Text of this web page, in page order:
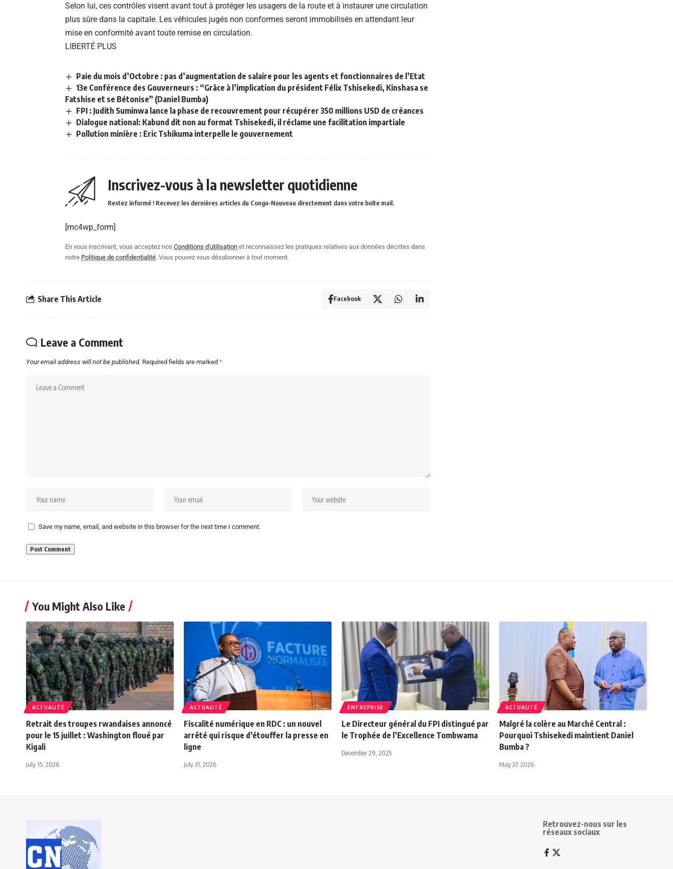
Selon lui, ces contrôles visent avant tout à protéger les usagers de la route et à instaurer une circulation
plus sûre dans la capitale. Les véhicules jugés non conformes seront immobilisés en attendant leur
mise en conformité avant toute remise en circulation.
LIBERTÉ PLUS
Paie du mois d’Octobre : pas d’augmentation de salaire pour les agents et fonctionnaires de l’Etat
13e Conférence des Gouverneurs : “Grâce à l’implication du président Félix Tshisekedi, Kinshasa se
Fatshise et se Bétonise” (Daniel Bumba)
FPI : Judith Suminwa lance la phase de recouvrement pour récupérer 350 millions USD de créances
Dialogue national: Kabund dit non au format Tshisekedi, il réclame une facilitation impartiale
Pollution minière : Eric Tshikuma interpelle le gouvernement
Inscrivez-vous à la newsletter quotidienne
Restez informé ! Recevez les dernières articles du Congo-Nouveau directement dans votre boîte mail.
[mc4wp_form]
En vous inscrivant, vous acceptez nos Conditions d'utilisation et reconnaissez les pratiques relatives aux données décrites dans
notre Politique de confidentialité. Vous pouvez vous désabonner à tout moment.
Share This Article Facebook
Leave a Comment
Your email address will not be published. Required fields are marked *
Save my name, email, and website in this browser for the next time I comment.
You Might Also Like
ACTUALITÉ
Retrait des troupes rwandaises annoncé
pour le 15 juillet : Washington floué par
Kigali
July 15, 2026
ACTUALITÉ
Fiscalité numérique en RDC : un nouvel
arrêté qui risque d’étouffer la presse en
ligne
July 31, 2026
ENTREPRISE
Le Directeur général du FPI distingué par
le Trophée de l’Excellence Tombwama
December 29, 2025
ACTUALITÉ
Malgré la colère au Marché Central :
Pourquoi Tshisekedi maintient Daniel
Bumba ?
May 27, 2026
Retrouvez-nous sur les
réseaux sociaux